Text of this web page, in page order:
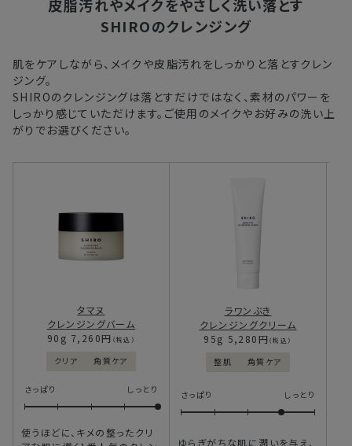
皮脂汚れやメイクをやさしく洗い落とす
SHIROのクレンジング
肌をケアしながら、メイクや皮脂汚れをしっかりと落とすクレン
ジング。
SHIROのクレンジングは落とすだけではなく、素材のパワーを
しっかり感じていただけます。ご使用のメイクやお好みの洗い上
がりでお選びください。
タマヌ
クレンジングバーム
90g 7,260円 （税込）
クリア 角質ケア
さっぱり しっとり
使うほどに、キメの整ったクリ
ラワンぶき
クレンジングクリーム
95g 5,280円（税込）
整肌 角質ケア
さっぱり しっとり
ゆらぎがちな肌に潤いを与え、